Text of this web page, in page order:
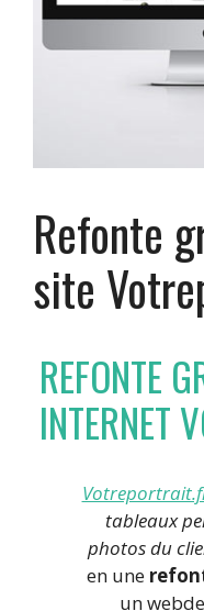
Refonte
site
REFONTE
INTERNET
tableaux
photos du
en une
un